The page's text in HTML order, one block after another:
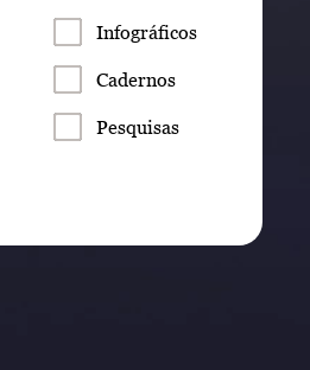
Infográficos
Cadernos
Pesquisas